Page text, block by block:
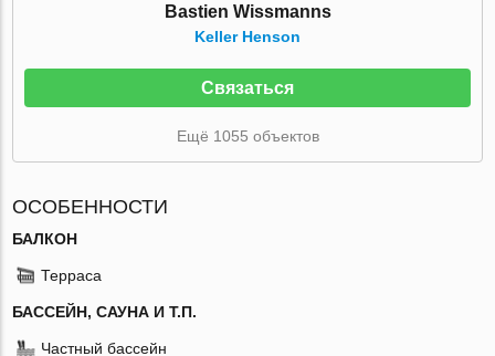
Bastien Wissmanns
Keller Henson
Связаться
Ещё 1055 объектов
ОСОБЕННОСТИ
БАЛКОН
Терраса
БАССЕЙН, САУНА И Т.П.
Частный бассейн